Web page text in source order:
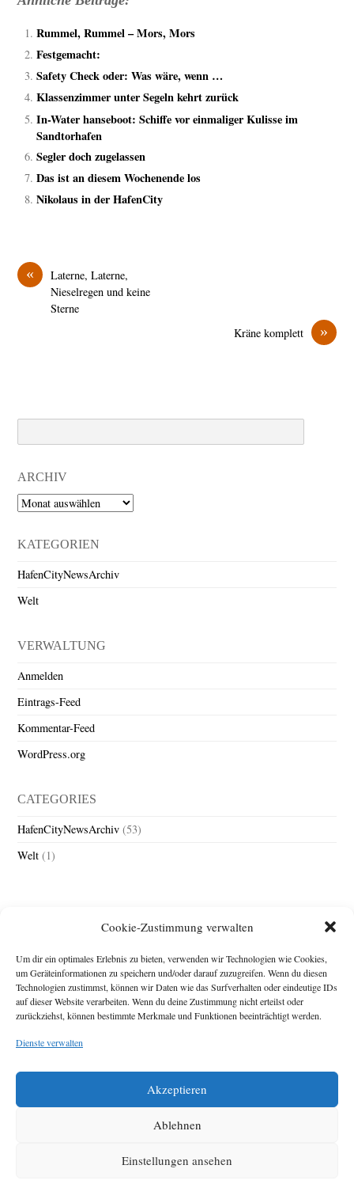
Cookie-Zustimmung verwalten
Um dir ein optimales Erlebnis zu bieten, verwenden wir Technologien wie Cookies,
um Geräteinformationen zu speichern und/oder darauf zuzugreifen. Wenn du diesen
Technologien zustimmst, können wir Daten wie das Surfverhalten oder eindeutige IDs
auf dieser Website verarbeiten. Wenn du deine Zustimmung nicht erteilst oder
zurückziehst, können bestimmte Merkmale und Funktionen beeinträchtigt werden.
Dienste verwalten
Akzeptieren
Ablehnen
Einstellungen ansehen
Rummel, Rummel – Mors, Mors
Festgemacht:
Safety Check oder: Was wäre, wenn …
Klassenzimmer unter Segeln kehrt zurück
In-Water hanseboot: Schiffe vor einmaliger Kulisse im
Sandtorhafen
Segler doch zugelassen
Das ist an diesem Wochenende los
Nikolaus in der HafenCity
«
Laterne, Laterne,
Nieselregen und keine
Sterne
»
Kräne komplett
ARCHIV
Archiv
KATEGORIEN
HafenCityNewsArchiv
Welt
VERWALTUNG
Anmelden
Eintrags-Feed
Kommentar-Feed
WordPress.org
CATEGORIES
HafenCityNewsArchiv (53)
Welt (1)
Impressum
Michael Baden,
Diese Webseite stellt
zehn Jahre der